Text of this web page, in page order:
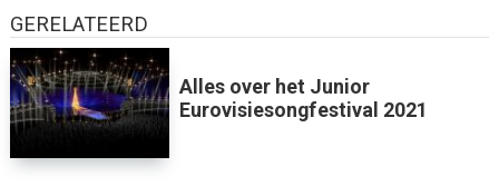
GERELATEERD
Alles over het Junior
Eurovisiesongfestival 2021